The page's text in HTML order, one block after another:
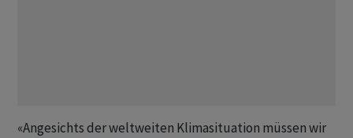
«Angesichts der weltweiten Klimasituation müssen wir